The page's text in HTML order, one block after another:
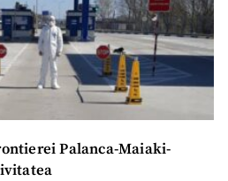
Palanca-Maiaki-
de